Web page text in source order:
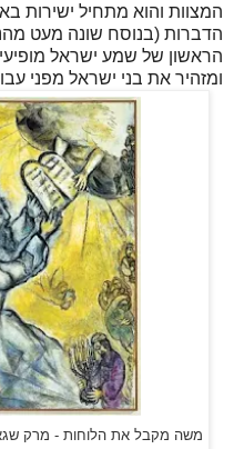
המצוות והוא מתחיל ישירות
הדברות (בנוסח שונה מעט
הראשון של שמע ישראל
ומזהיר את בני ישראל מפני
משה מקבל את הלוחות - מרק שגאל -